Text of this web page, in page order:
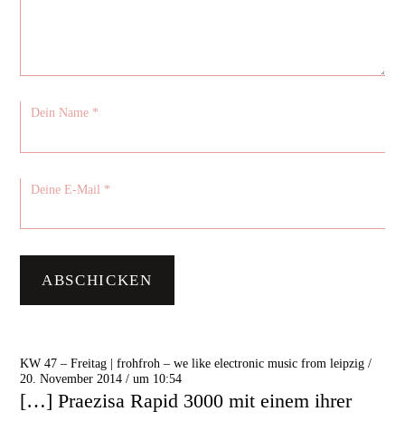
KW 47 – Freitag | frohfroh – we like electronic music from leipzig /
20. November 2014 / um 10:54
[…] Praezisa Rapid 3000 mit einem ihrer